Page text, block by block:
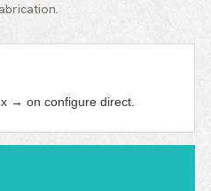
→ on configure direct.